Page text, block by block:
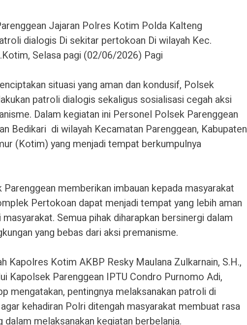
Jajaran Polres Kotim Polda Kalteng
dialogis Di sekitar pertokoan Di wilayah Kec.
Selasa pagi (02/06/2026) Pagi
situasi yang aman dan kondusif, Polsek
patroli dialogis sekaligus sosialisasi cegah aksi
Dalam kegiatan ini Personel Polsek Parenggean
Bedikari di wilayah Kecamatan Parenggean, Kabupaten
(Kotim) yang menjadi tempat berkumpulnya
memberikan imbauan kepada masyarakat
Pertokoan dapat menjadi tempat yang lebih aman
masyarakat. Semua pihak diharapkan bersinergi dalam
yang bebas dari aksi premanisme.
Kapolres Kotim AKBP Resky Maulana Zulkarnain, S.H.,
Kapolsek Parenggean IPTU Condro Purnomo Adi,
mengatakan, pentingnya melaksanakan patroli di
kehadiran Polri ditengah masyarakat membuat rasa
dalam melaksanakan kegiatan berbelanja.